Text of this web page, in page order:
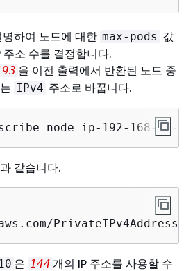
하여 노드에 대한 max-pods 값
주소 수를 결정합니다.
을 이전 출력에서 반환된 노드 중
IPv4 주소로 바꿉니다.
node ip-192-168-30-
같습니다.
PrivateIPv4Address:
은 144 개의 IP 주소를 사용할 수